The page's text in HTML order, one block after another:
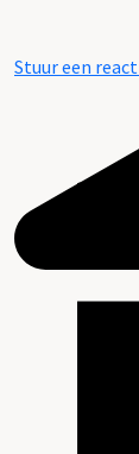
Stuur een